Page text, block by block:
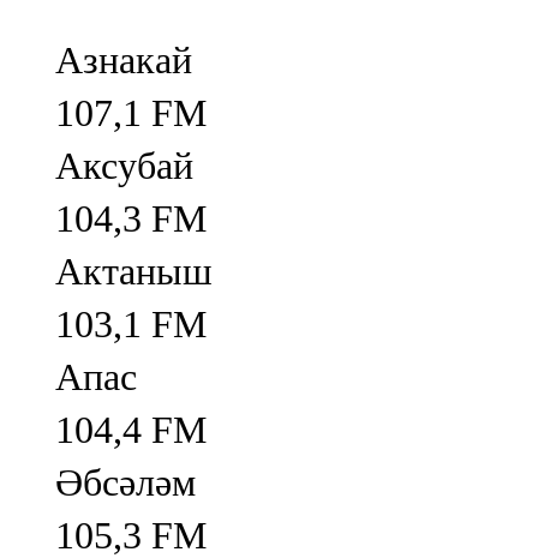
Азнакай
107,1 FM
Аксубай
104,3 FM
Актаныш
103,1 FM
Апас
104,4 FM
Әбсәләм
105,3 FM